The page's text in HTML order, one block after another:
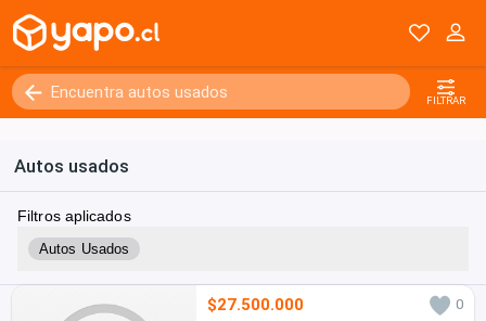
FILTRAR
Autos usados
Filtros aplicados
Autos Usados
$27.500.000
0